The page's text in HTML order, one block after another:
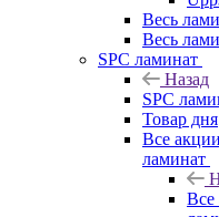
Весь
Весь
SPC ламинат
Назад
SPC
Товар дня
Все
ламинат
Все